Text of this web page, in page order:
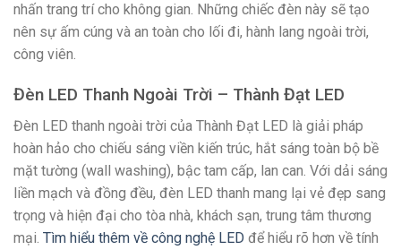
nhấn trang trí cho không gian. Những chiếc đèn này sẽ tạo
nên sự ấm cúng và an toàn cho lối đi, hành lang ngoài trời,
công viên.
Đèn LED Thanh Ngoài Trời – Thành Đạt LED
Đèn LED thanh ngoài trời của Thành Đạt LED là giải pháp
hoàn hảo cho chiếu sáng viền kiến trúc, hắt sáng toàn bộ bề
mặt tường (wall washing), bậc tam cấp, lan can. Với dải sáng
liền mạch và đồng đều, đèn LED thanh mang lại vẻ đẹp sang
trọng và hiện đại cho tòa nhà, khách sạn, trung tâm thương
mại. Tìm hiểu thêm về công nghệ LED để hiểu rõ hơn về tính